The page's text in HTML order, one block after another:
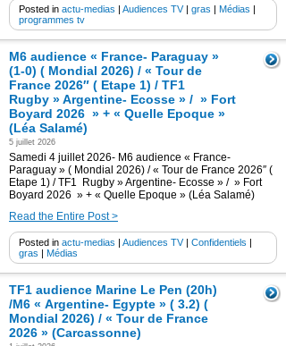
Posted in actu-medias | Audiences TV| gras | Médias |
programmes tv
M6 audience « France- Paraguay »
(1-0) ( Mondial 2026) / « Tour de
France 2026″ ( Etape 1) / TF1
Rugby » Argentine- Ecosse » / » Fort
Boyard 2026 » + « Quelle Epoque »
(Léa Salamé)
5 juillet 2026
Samedi 4 juillet 2026- M6 audience « France-
Paraguay » ( Mondial 2026) / « Tour de France 2026″ (
Etape 1) / TF1 Rugby » Argentine- Ecosse » / » Fort
Boyard 2026 » + « Quelle Epoque » (Léa Salamé)
Read the Entire Post >
Posted in actu-medias | Audiences TV| Confidentiels |
gras | Médias
TF1 audience Marine Le Pen (20h)
/M6 « Argentine- Egypte » ( 3.2) (
Mondial 2026) / « Tour de France
2026 » (Carcassonne)